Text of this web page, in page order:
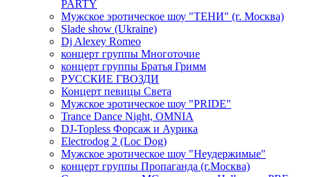
PARTY
Мужское эротическое шоу "ТЕНИ" (г. Москва)
Slade show (Ukraine)
Dj Alexey Romeo
концерт группы Многоточие
концерт группы Братья Гримм
РУССКИЕ ГВОЗДИ
Концерт певицы Света
Мужское эротическое шоу "PRIDE"
Trance Dance Night, OMNIA
DJ-Topless Форсаж и Аурика
Electrodog 2 (Loc Dog)
Мужское эротическое шоу "Неудержимые"
концерт группы Пропаганда (г.Москва)